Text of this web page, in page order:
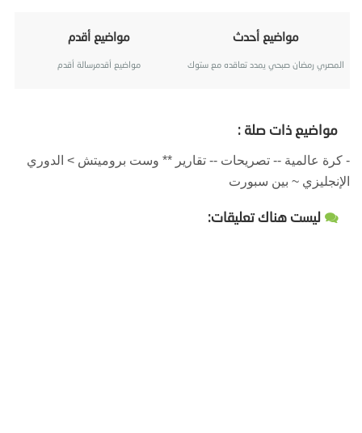
مواضيع أحدث
المصري رمضان صبحي يمدد تعاقده مع ستوك
مواضيع أقدم
مواضيع أقدمرسالة أقدم
مواضيع ذات صلة :
- كرة عالمية -- تصريحات -- تقارير ** وست بروميتش > الدوري
الإنجليزي ~ بين سبورت
ليست هناك تعليقات: